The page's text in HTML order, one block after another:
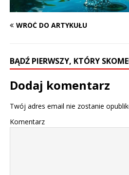
WRÓĆ DO ARTYKUŁU
BĄDŹ PIERWSZY, KTÓRY
Dodaj komentarz
Twój adres email nie zostanie
Komentarz